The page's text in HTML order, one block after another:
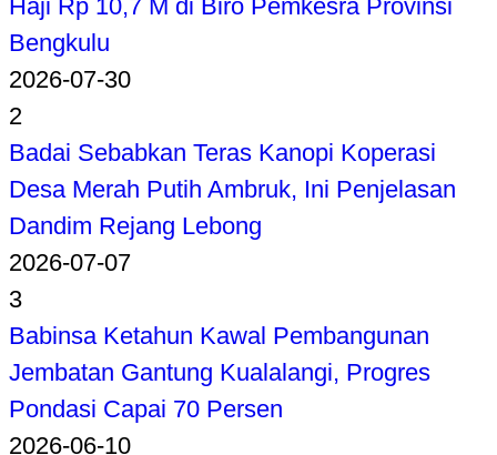
Haji Rp 10,7 M di Biro Pemkesra Provinsi
Bengkulu
2026-07-30
2
Badai Sebabkan Teras Kanopi Koperasi
Desa Merah Putih Ambruk, Ini Penjelasan
Dandim Rejang Lebong
2026-07-07
3
Babinsa Ketahun Kawal Pembangunan
Jembatan Gantung Kualalangi, Progres
Pondasi Capai 70 Persen
2026-06-10